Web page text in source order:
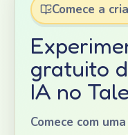
Comece a
gratuito
IA no
Comece com